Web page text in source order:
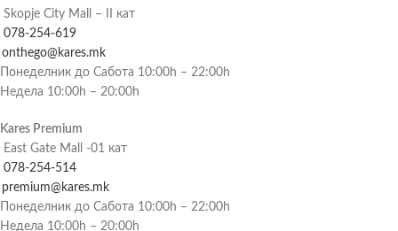
Skopje City Mall – II кат
078-254-619
onthego@kares.mk
Понеделник до Сабота 10:00h – 22:00h
Недела 10:00h – 20:00h
Kares Premium
East Gate Mall -01 кат
078-254-514
premium@kares.mk
Понеделник до Сабота 10:00h – 22:00h
Недела 10:00h – 20:00h